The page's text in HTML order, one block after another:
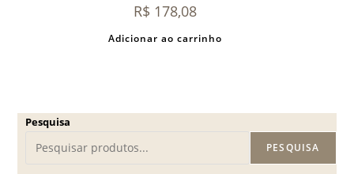
R$ 178,08
Adicionar ao carrinho
Pesquisa
PESQUISA